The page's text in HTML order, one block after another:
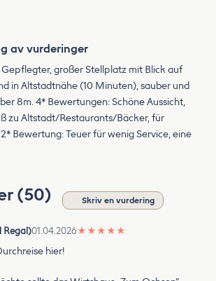
av vurderinger
großer Stellplatz mit Blick auf
in Altstadtnähe (10 Minuten), sauber und
8m. 4* Bewertungen: Schöne Aussicht,
zu Altstadt/Restaurants/Bäcker, für
Bewertung: Teuer für wenig Service, eine
(50) Skriv en vurdering
Regal)01.04.2026★ ★ ★ ★ ★
hier!